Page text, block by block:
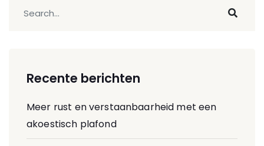
Recente berichten
Meer rust en verstaanbaarheid met een
akoestisch plafond